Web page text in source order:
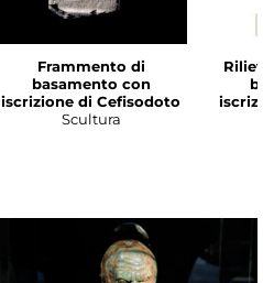
Frammento di
basamento con
iscrizione di Cefisodoto
Scultura